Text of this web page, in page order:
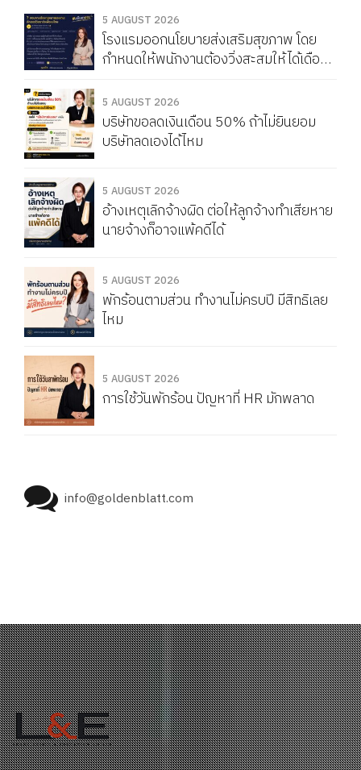
5 AUGUST 2026
โรงแรมออกนโยบายส่งเสริมสุขภาพ โดย
กำหนดให้พนักงานต้องวิ่งสะสมให้ได้เดือน
Service Charge แบบนี้ผิดกฎหมายไหม
5 AUGUST 2026
บริษัทขอลดเงินเดือน 50% ถ้าไม่ยินยอม
บริษัทลดเองได้ไหม
5 AUGUST 2026
อ้างเหตุเลิกจ้างผิด ต่อให้ลูกจ้างทำเสียหาย
นายจ้างก็อาจแพ้คดีได้
5 AUGUST 2026
พักร้อนตามส่วน ทำงานไม่ครบปี มีสิทธิเลย
ไหม
5 AUGUST 2026
การใช้วันพักร้อน ปัญหาที่ HR มักพลาด
info@goldenblatt.com